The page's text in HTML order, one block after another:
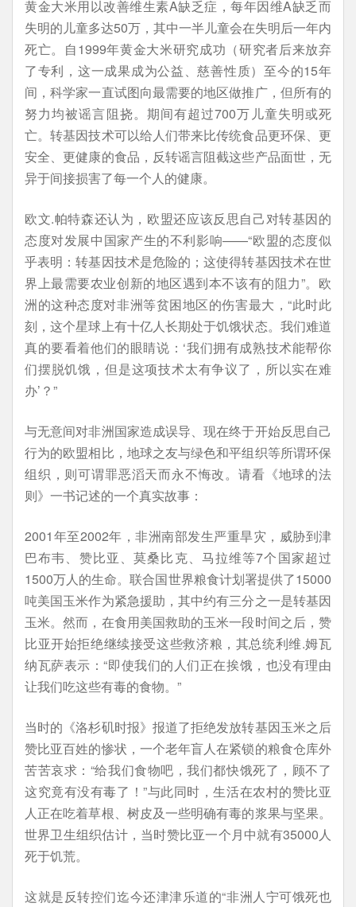
黄金大米用以改善维生素A缺乏症，每年因维A缺乏而
失明的儿童多达50万，其中一半儿童会在失明后一年内
死亡。自1999年黄金大米研究成功（研究者后来放弃
了专利，这一成果成为公益、慈善性质）至今的15年
间，科学家一直试图向最需要的地区做推广，但所有的
努力均被谣言阻挠。期间有超过700万儿童失明或死
亡。转基因技术可以给人们带来比传统食品更环保、更
安全、更健康的食品，反转谣言阻截这些产品面世，无
异于间接损害了每一个人的健康。
欧文.帕特森还认为，欧盟还应该反思自己对转基因的
态度对发展中国家产生的不利影响——“欧盟的态度似
乎表明：转基因技术是危险的；这使得转基因技术在世
界上最需要农业创新的地区遇到本不该有的阻力”。欧
洲的这种态度对非洲等贫困地区的伤害最大，“此时此
刻，这个星球上有十亿人长期处于饥饿状态。我们难道
真的要看着他们的眼睛说：‘我们拥有成熟技术能帮你
们摆脱饥饿，但是这项技术太有争议了，所以实在难
办’？”
与无意间对非洲国家造成误导、现在终于开始反思自己
行为的欧盟相比，地球之友与绿色和平组织等所谓环保
组织，则可谓罪恶滔天而永不悔改。请看《地球的法
则》一书记述的一个真实故事：
2001年至2002年，非洲南部发生严重旱灾，威胁到津
巴布韦、赞比亚、莫桑比克、马拉维等7个国家超过
1500万人的生命。联合国世界粮食计划署提供了15000
吨美国玉米作为紧急援助，其中约有三分之一是转基因
玉米。然而，在食用美国救助的玉米一段时间之后，赞
比亚开始拒绝继续接受这些救济粮，其总统利维.姆瓦
纳瓦萨表示：“即使我们的人们正在挨饿，也没有理由
让我们吃这些有毒的食物。”
当时的《洛杉矶时报》报道了拒绝发放转基因玉米之后
赞比亚百姓的惨状，一个老年盲人在紧锁的粮食仓库外
苦苦哀求：“给我们食物吧，我们都快饿死了，顾不了
这究竟有没有毒了！”与此同时，生活在农村的赞比亚
人正在吃着草根、树皮及一些明确有毒的浆果与坚果。
世界卫生组织估计，当时赞比亚一个月中就有35000人
死于饥荒。
这就是反转控们迄今还津津乐道的“非洲人宁可饿死也